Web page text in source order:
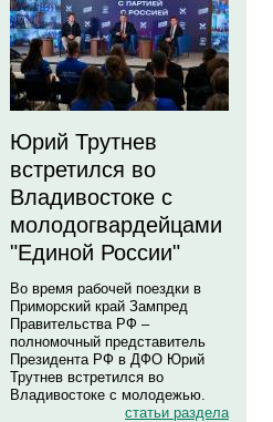
Юрий Трутнев
встретился во
Владивостоке с
молодогвардейцами
"Единой России"
Во время рабочей поездки в
Приморский край Зампред
Правительства РФ –
полномочный представитель
Президента РФ в ДФО Юрий
Трутнев встретился во
Владивостоке с молодежью.
статьи раздела